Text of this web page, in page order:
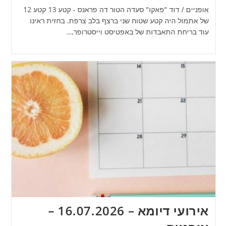
אופניים / דוד "פאקו" סעדה הטור דה פראנס - קטע 13 קטע 12
של אתמול היה קטע שטוח שני ברצף בלב צרפת. בחזית ראינו
עוד בריחת התאבדות של באפטיסט וייסטרופר,…
אירועי דיומא – 16.07.2026 –